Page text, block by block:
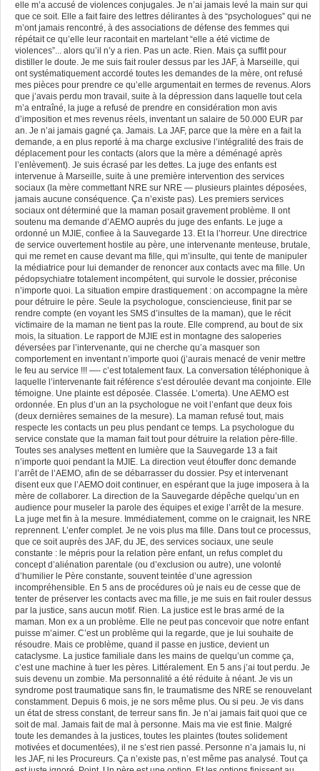
elle m’a accusé de violences conjugales. Je n’ai jamais levé la main sur qui
que ce soit. Elle a fait faire des lettres délirantes à des “psychologues” qui ne
m’ont jamais rencontré, à des associations de défense des femmes qui
répétait ce qu’elle leur racontait en martelant “elle a été victime de
violences”... alors qu’il n’y a rien. Pas un acte. Rien. Mais ça suffit pour
distiller le doute. Je me suis fait rouler dessus par les JAF, à Marseille, qui
ont systématiquement accordé toutes les demandes de la mère, ont refusé
mes pièces pour prendre ce qu’elle argumentait en termes de revenus. Alors
que j’avais perdu mon travail, suite à la dépression dans laquelle tout cela
m’a entraîné, la juge a refusé de prendre en considération mon avis
d’imposition et mes revenus réels, inventant un salaire de 50.000 EUR par
an. Je n’ai jamais gagné ça. Jamais. La JAF, parce que la mère en a fait la
demande, a en plus reporté à ma charge exclusive l’intégralité des frais de
déplacement pour les contacts (alors que la mère a déménagé après
l’enlèvement). Je suis écrasé par les dettes. La juge des enfants est
intervenue à Marseille, suite à une première intervention des services
sociaux (la mère commettant NRE sur NRE — plusieurs plaintes déposées,
jamais aucune conséquence. Ça n’existe pas). Les premiers services
sociaux ont déterminé que la maman posait gravement problème. Il ont
soutenu ma demande d’AEMO auprès du juge des enfants. Le juge a
ordonné un MJIE, confiee à la Sauvegarde 13. Et la l’horreur. Une directrice
de service ouvertement hostile au père, une intervenante menteuse, brutale,
qui me remet en cause devant ma fille, qui m’insulte, qui tente de manipuler
la médiatrice pour lui demander de renoncer aux contacts avec ma fille. Un
pédopsychiatre totalement incompétent, qui survole le dossier, préconise
n’importe quoi. La situation empire drastiquement : on accompagne la mère
pour détruire le père. Seule la psychologue, consciencieuse, finit par se
rendre compte (en voyant les SMS d’insultes de la maman), que le récit
victimaire de la maman ne tient pas la route. Elle comprend, au bout de six
mois, la situation. Le rapport de MJIE est in montagne des saloperies
déversées par l’intervenante, qui ne cherche qu’a masquer son
comportement en inventant n’importe quoi (j’aurais menacé de venir mettre
le feu au service !!! —- c’est totalement faux. La conversation téléphonique à
laquelle l’intervenante fait référence s’est déroulée devant ma conjointe. Elle
témoigne. Une plainte est déposée. Classée. L’omerta). Une AEMO est
ordonnée. En plus d’un an la psychologue ne voit l’enfant que deux fois
(deux dernières semaines de la mesure). La maman refusé tout, mais
respecte les contacts un peu plus pendant ce temps. La psychologue du
service constate que la maman fait tout pour détruire la relation père-fille.
Toutes ses analyses mettent en lumière que la Sauvegarde 13 a fait
n’importe quoi pendant la MJIE. La direction veut étouffer donc demande
l’arrêt de l’AEMO, afin de se débarrasser du dossier. Psy et intervenant
disent eux que l’AEMO doit continuer, en espérant que la juge imposera à la
mère de collaborer. La direction de la Sauvegarde dépêche quelqu’un en
audience pour museler la parole des équipes et exige l’arrêt de la mesure.
La juge met fin à la mesure. Immédiatement, comme on le craignait, les NRE
reprennent. L’enfer complet. Je ne vois plus ma fille. Dans tout ce processus,
que ce soit auprès des JAF, du JE, des services sociaux, une seule
constante : le mépris pour la relation père enfant, un refus complet du
concept d’aliénation parentale (ou d’exclusion ou autre), une volonté
d’humilier le Père constante, souvent teintée d’une agression
incompréhensible. En 5 ans de procédures où je nais eu de cesse que de
tenter de préserver les contacts avec ma fille, je me suis en fait rouler dessus
par la justice, sans aucun motif. Rien. La justice est le bras armé de la
maman. Mon ex a un problème. Elle ne peut pas concevoir que notre enfant
puisse m’aimer. C’est un problème qui la regarde, que je lui souhaite de
résoudre. Mais ce problème, quand il passe en justice, devient un
cataclysme. La justice familiale dans les mains de quelqu’un comme ça,
c’est une machine à tuer les pères. Littéralement. En 5 ans j’ai tout perdu. Je
suis devenu un zombie. Ma personnalité a été réduite à néant. Je vis un
syndrome post traumatique sans fin, le traumatisme des NRE se renouvelant
constamment. Depuis 6 mois, je ne sors même plus. Ou si peu. Je vis dans
un état de stress constant, de terreur sans fin. Je n’ai jamais fait quoi que ce
soit de mal. Jamais fait de mal à personne. Mais ma vie est finie. Malgré
toute les demandes à la justices, toutes les plaintes (toutes solidement
motivées et documentées), il ne s’est rien passé. Personne n’a jamais lu, ni
les JAF, ni les Procureurs. Ça n’existe pas, n’est même pas analysé. Tout ça